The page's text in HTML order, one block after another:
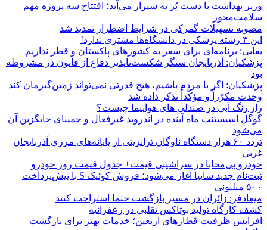
وزیر بهداشت با دست پُر به شیراز می‌آید؛ افتتاح سه پروژه مهم
سلامت‌محور
مصوبه تسهیلات گمرکی در شرایط اضطرار تمدید شد
این ۳ رشته پزشکی در دانشگاه‌ها مشتری ندارد!
بقایی: برنامه‌ای برای سفر به کشورهای پاکستان و قطر نداریم
پزشکیان: آذربایجان سنگر شکست‌ناپذیر دفاع از قانون در مشروطه
بود
پزشکیان: اگر با مردم باشیم، هیچ قدرتی نمی‌تواند زمین‌گیرمان کند
وحدت مکرّراً و مؤکّداً تذکر داده شد
راز رنگ آبی در صندلی های هواپیما چیست؟
گوگل اسیستنت ماه آینده در اندروید غیرفعال و جمینای جایگزین آن
می‌شود
تردد ۶۰ هزار دستگاه ناوگان ترانزیتی از پایانه‌های مرزی آذربایجان
‌غربی
خودرو بی‌محابا در سراشیبی قیمت+ جدول قیمت روز خودرو
ثبت‌نام جدید سایپا آغاز می‌شود؛ فروش کوئیک S با پیش‌پرداخت
۵۰۰ میلیونی
میعادفر: زائران در مسیر بازگشت حتما استراحت کنند
کشف کارگاه تولید بوتاکس تقلبی در زعفرانیه
افزایش ظرفیت قطارهای اربعین؛ خدمات بهتر برای بازگشت